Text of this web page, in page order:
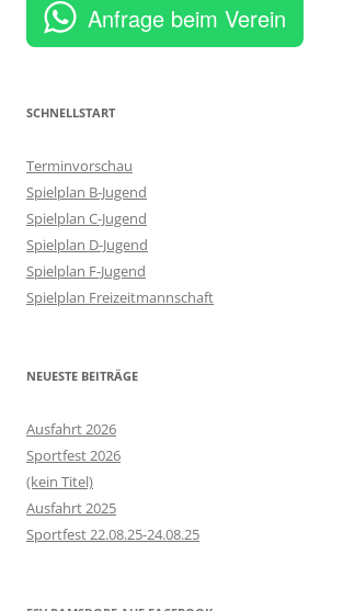
Anfrage beim Verein
SCHNELLSTART
Terminvorschau
Spielplan B-Jugend
Spielplan C-Jugend
Spielplan D-Jugend
Spielplan F-Jugend
Spielplan Freizeitmannschaft
NEUESTE BEITRÄGE
Ausfahrt 2026
Sportfest 2026
(kein Titel)
Ausfahrt 2025
Sportfest 22.08.25-24.08.25